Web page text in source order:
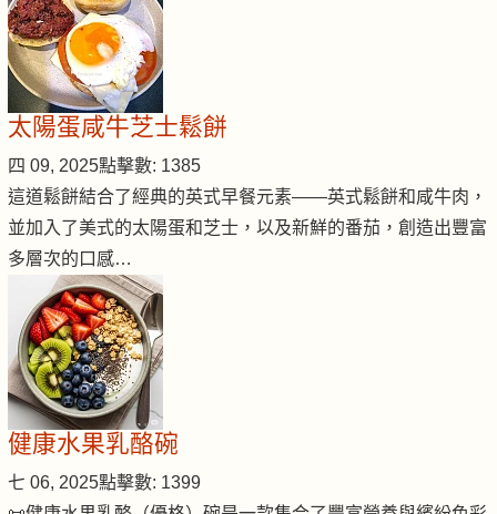
太陽蛋咸牛芝士鬆餅
四 09, 2025點擊數: 1385
這道鬆餅結合了經典的英式早餐元素——英式鬆餅和咸牛肉，
並加入了美式的太陽蛋和芝士，以及新鮮的番茄，創造出豐富
多層次的口感…
健康水果乳酪碗
七 06, 2025點擊數: 1399